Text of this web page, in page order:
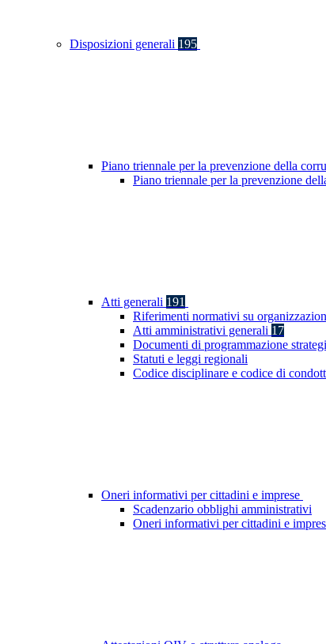
Disposizioni generali 195
Piano triennale per la prevenzione della
Piano triennale per la prevenzione
Atti generali 191
Riferimenti normativi su
Atti amministrativi generali 17
Documenti di programmazione
Statuti e leggi regionali
Codice disciplinare e codice di
Oneri informativi per cittadini e imprese
Scadenzario obblighi amministrativi
Oneri informativi per cittadini e